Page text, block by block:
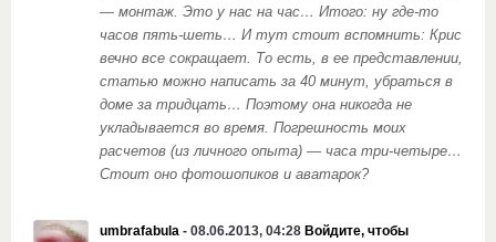
— монтаж. Это у нас на час… Итого: ну где-то
часов пять-шеть… И тут стоит вспомнить: Крис
вечно все сокращает. То есть, в ее представлении,
статью можно написать за 40 минут, убраться в
доме за тридцать… Поэтому она никогда не
укладывается во время. Погрешность моих
расчетов (из личного опыта) — часа три-четыре…
Стоит оно фотошопиков и аватарок?
umbrafabula - 08.06.2013, 04:28 Войдите, чтобы